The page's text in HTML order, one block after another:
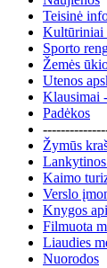
Teisinė
Kultūriniai
Sporto
Žemės
Utenos
Klausimai
Padėkos
Žymūs
Kaimo
Verslo
Knygos
Filmuota
Liaudies
Nuorodos